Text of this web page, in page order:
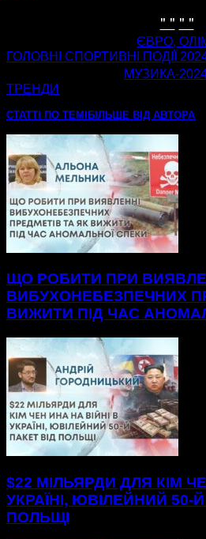
" " " "
ЄВРО,
ГОЛОВНІ СПОРТИВНІ ПОДІЇ
МУЗИКА-
ТРЕНДИ
СТАТТІ ПО ТЕМІ БІЛЬШЕ ВІД АВТОРА
ЩО РОБИТИ ПРИ
ВИБУХОНЕБЕЗПЕЧНИХ
ВИЖИТИ ПІД ЧАС
$22 МІЛЬЯРДИ ДЛЯ КІМ
УКРАЇНІ, ЮВІЛЕЙНИЙ 50-
ПОЛЬЩІ